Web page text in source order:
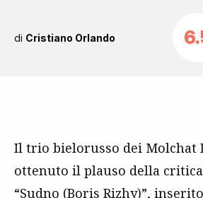
di Cristiano Orlando
Il trio bielorusso dei Molchat
ottenuto il plauso della
“Sudno (Boris Rizhy)”,